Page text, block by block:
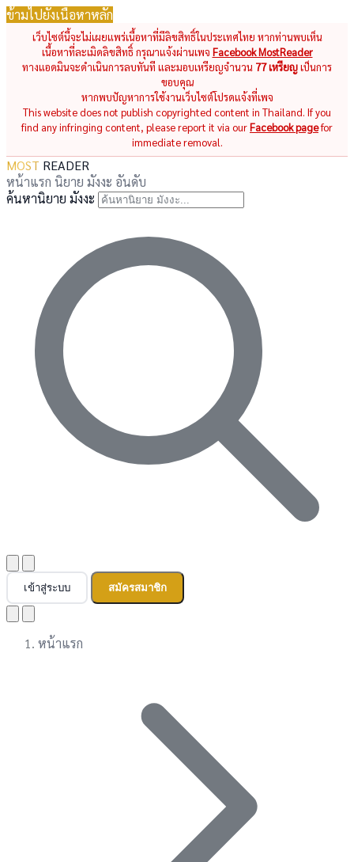
ข้ามไปยังเนื้อหาหลัก
เว็บไซต์นี้จะไม่เผยแพร่เนื้อหาที่มีลิขสิทธิ์ในประเทศไทย หากท่านพบเห็น
เนื้อหาที่ละเมิดลิขสิทธิ์ กรุณาแจ้งผ่านเพจ Facebook MostReader
ทางแอดมินจะดำเนินการลบทันที และมอบเหรียญจำนวน 77 เหรียญเป็นการ
ขอบคุณ
หากพบปัญหาการใช้งานเว็บไซต์โปรดแจ้งที่เพจ
This website does not publish copyrighted content in Thailand. If you
find any infringing content, please report it via ourFacebook pagefor
immediate removal.
MOST READER
หน้าแรก นิยาย มังงะ อันดับ
ค้นหานิยาย มังงะ
เข้าสู่ระบบ สมัครสมาชิก
หน้าแรก